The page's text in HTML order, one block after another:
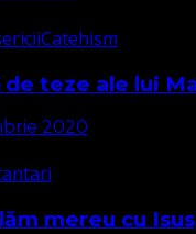
Catehism
de teze ale lui
2020
mereu cu